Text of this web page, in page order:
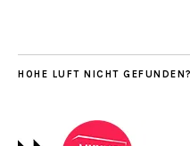
HOHE LUFT NICHT GEFUNDEN?